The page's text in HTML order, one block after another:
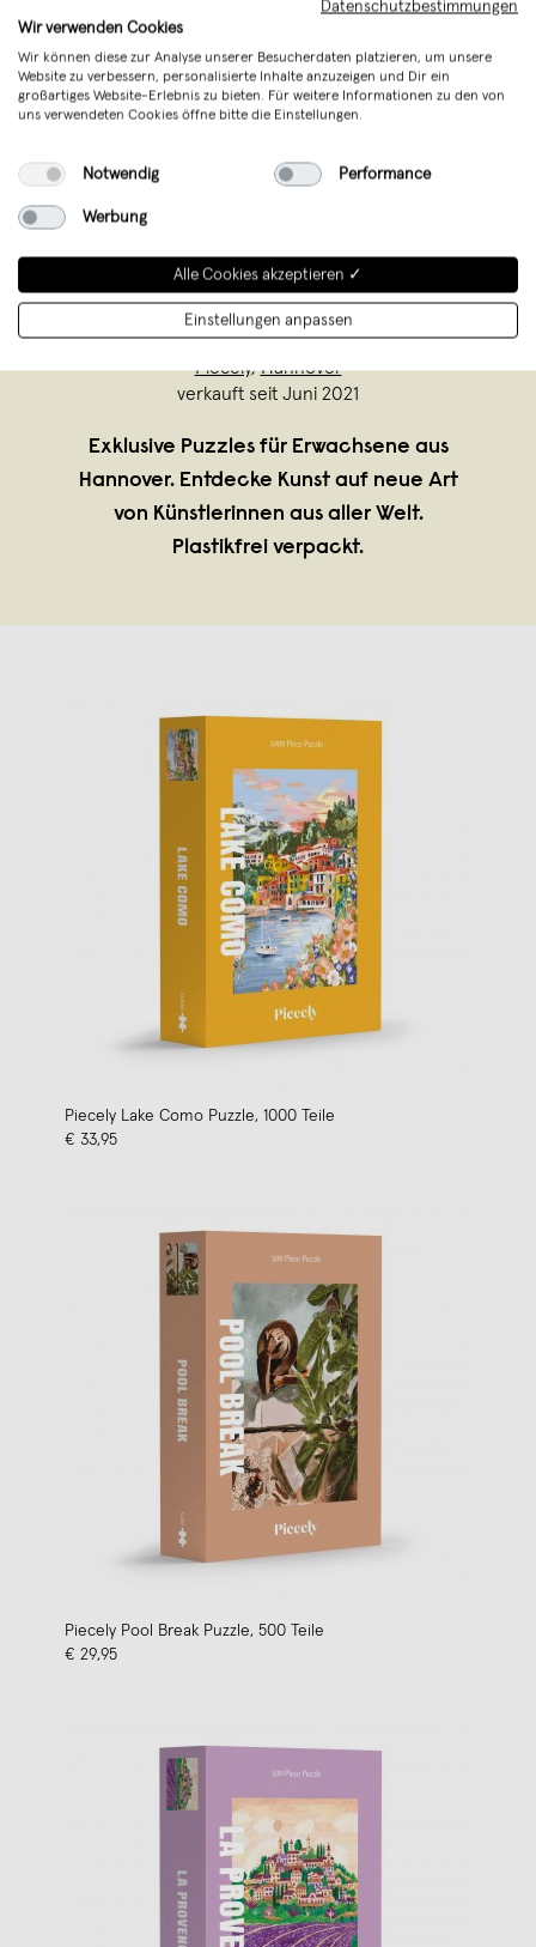
Unterstütze mit Deinem Kauf junges
Design aus Deutschland
Piecely,Hannover
verkauft seit Juni 2021
Exklusive Puzzles für Erwachsene aus
Hannover. Entdecke Kunst auf neue Art
von Künstlerinnen aus aller Welt.
Plastikfrei verpackt.
Piecely Lake Como Puzzle, 1000 Teile
€ 33,95
Piecely Pool Break Puzzle, 500 Teile
€ 29,95
Datenschutzbestimmungen
Wir verwenden Cookies
Wir können diese zur Analyse unserer Besucherdaten platzieren, um unsere
Website zu verbessern, personalisierte Inhalte anzuzeigen und Dir ein
großartiges Website-Erlebnis zu bieten. Für weitere Informationen zu den von
uns verwendeten Cookies öffne bitte die Einstellungen.
Notwendig Performance
Werbung
Alle Cookies akzeptieren ✓
Einstellungen anpassen